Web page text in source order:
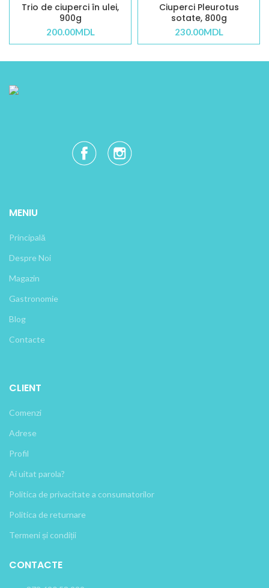
Trio de ciuperci în ulei,
900g
200.00MDL
Ciuperci Pleurotus
sotate, 800g
230.00MDL
MENIU
Principală
Despre Noi
Magazin
Gastronomie
Blog
Contacte
CLIENT
Comenzi
Adrese
Profil
Ai uitat parola?
Politica de privacitate a consumatorilor
Politica de returnare
Termeni și condiții
CONTACTE